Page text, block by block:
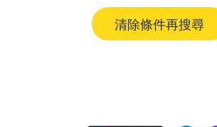
清除條件再搜尋